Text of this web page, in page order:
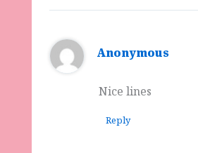
Anonymous
Nice lines
Reply